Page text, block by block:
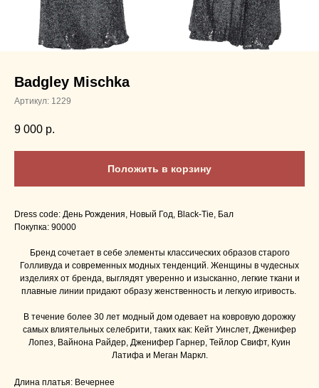
Badgley Mischka
Артикул: 1229
9 000 р.
Положить в корзину
Dress code: День Рождения, Новый Год, Black-Tie, Бал
Покупка: 90000
Бренд сочетает в себе элементы классических образов старого
Голливуда и современных модных тенденций. Женщины в чудесных
изделиях от бренда, выглядят уверенно и изысканно, легкие ткани и
плавные линии придают образу женственность и легкую игривость.
В течение более 30 лет модный дом одевает на ковровую дорожку
самых влиятельных селебрити, таких как: Кейт Уинслет, Дженифер
Лопез, Вайнона Райдер, Дженифер Гарнер, Тейлор Свифт, Куин
Латифа и Меган Маркл.
Длина платья: Вечернее